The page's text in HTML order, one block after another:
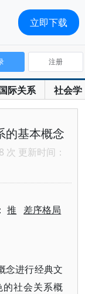
际关系 社会学
注册
的基本概念
次 更新时间：
推 差序格局
念进行经典文
社会关系概
立即下载